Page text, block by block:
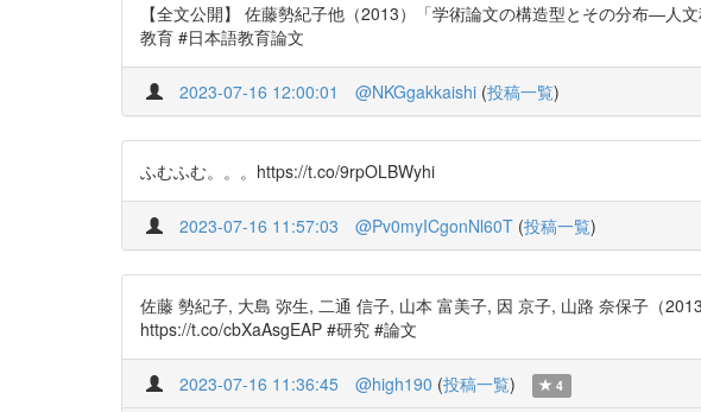
【全文公開】 佐藤勢紀子他（2013）「学術論文の構造型とその分布―
教育 #日本語教育論文
2023-07-16 12:00:01 @NKGgakkaishi (投稿一覧)
ふむふむ。。。https://t.co/9rpOLBWyhi
2023-07-16 11:57:03 @Pv0myICgonNl60T (投稿一覧)
佐藤 勢紀子, 大島 弥生, 二通 信子, 山本 富美子, 因 京子, 山路 奈保子（
https://t.co/cbXaAsgEAP #研究 #論文
2023-07-16 11:36:45 @high190 (投稿一覧) 4